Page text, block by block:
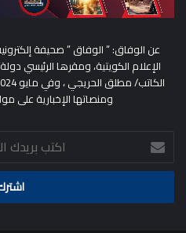
عن الوفاق: ” الوفاق ” صحيفة
الإعلام الكويتية، ومقرها الرئيسي
ومنصاتها الإخبارية على
اكتب
بريدك
الالكتروني